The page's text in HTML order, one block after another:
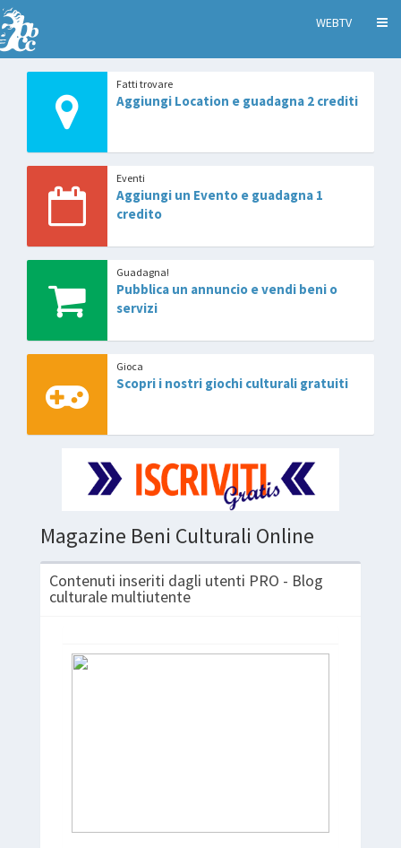
WEBTV
Fatti trovare
Aggiungi Location e guadagna 2 crediti
Eventi
Aggiungi un Evento e guadagna 1
credito
Guadagna!
Pubblica un annuncio e vendi beni o
servizi
Gioca
Scopri i nostri giochi culturali gratuiti
Magazine Beni Culturali Online
Contenuti inseriti dagli utenti PRO - Blog
culturale multiutente